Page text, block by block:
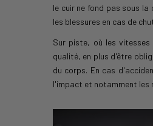
le cuir ne fond pas sous la
les blessures en cas de
Sur piste, où les vitesses
qualité, en plus d'être
du corps. En cas
l'impact et notamment les